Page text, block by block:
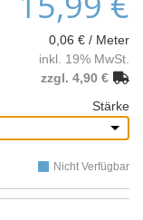
0,06 € / Meter
inkl. 19% MwSt.
zzgl. 4,90 €
Stärke
Nicht Verfügbar